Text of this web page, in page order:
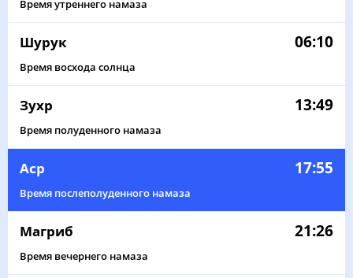
Время утреннего намаза
Шурук 06:10
Время восхода солнца
Зухр 13:49
Время полуденного намаза
Аср 17:55
Время послеполуденного намаза
Магриб 21:26
Время вечернего намаза